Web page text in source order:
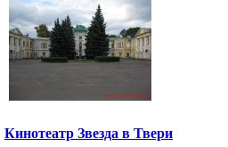
Кинотеатр Звезда в Твери